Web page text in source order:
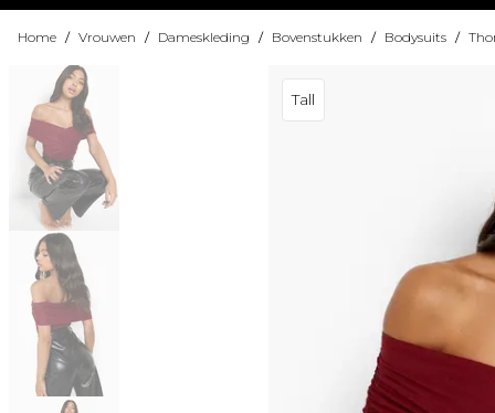
Home / Vrouwen / Dameskleding / Bovenstukken / Bodysuits /
Tall